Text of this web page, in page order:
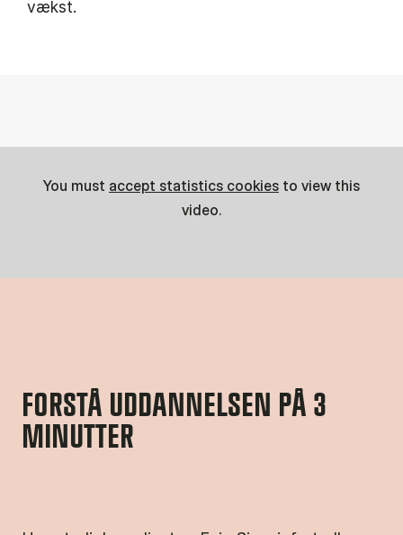
vækst.
FORSTÅ UDDANNELSEN PÅ 3
MINUTTER
You must accept statistics cookies to view this
video.